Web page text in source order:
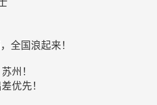
全国浪起来！
州！
优先！